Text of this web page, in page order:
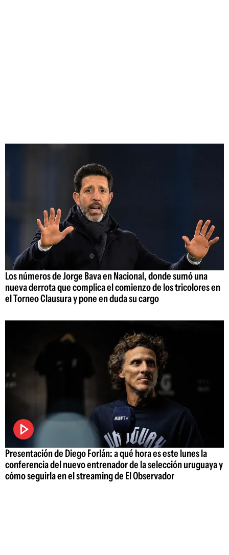
Los números de Jorge Bava en Nacional, donde sumó una
nueva derrota que complica el comienzo de los tricolores en
el Torneo Clausura y pone en duda su cargo
Presentación de Diego Forlán: a qué hora es este lunes la
conferencia del nuevo entrenador de la selección uruguaya y
cómo seguirla en el streaming de El Observador